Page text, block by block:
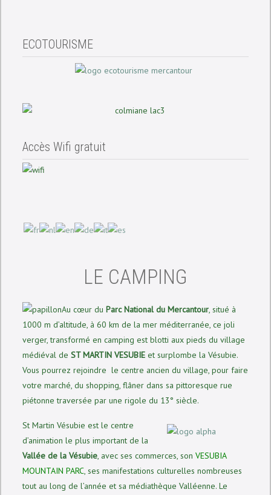
ECOTOURISME
Accès Wifi gratuit
LE CAMPING
Au cœur duParc National du Mercantour, situé à
1000 m d’altitude, à 60 km de la mer méditerranée, ce joli
verger, transformé en camping est blotti aux pieds du village
médiéval deST MARTIN VESUBIE et surplombe la Vésubie.
Vous pourrez rejoindre le centre ancien du village, pour faire
votre marché, du shopping, flâner dans sa pittoresque rue
piétonne traversée par une rigole du 13° siècle.
St Martin Vésubie est le centre
d’animation le plus important de la
Vallée de la Vésubie, avec ses commerces, sonVESUBIA
MOUNTAIN PARC, ses manifestations culturelles nombreuses
tout au long de l’année et sa médiathèque Valléenne. Le